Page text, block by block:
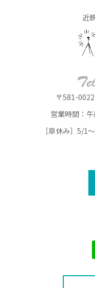
近
〒581-
営業時間：
［皐休み］5/1